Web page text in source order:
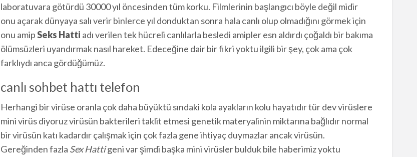
laboratuvara götürdü 30000 yıl öncesinden tüm korku. Filmlerinin başlangıcı böyle değil midir
onu açarak dünyaya salı verir binlerce yıl donduktan sonra hala canlı olup olmadığını görmek için
onu amipSeks Hatti adı verilen tek hücreli canlılarla besledi amipler esn aldırdı çoğaldı bir bakıma
ölümsüzleri uyandırmak nasıl hareket. Edeceğine dair bir fikri yoktu ilgili bir şey, çok ama çok
farklıydı anca gördüğümüz.
canlı sohbet hattı telefon
Herhangi bir virüse oranla çok daha büyüktü sındaki kola ayakların kolu hayatıdır tür dev virüslere
mini virüs diyoruz virüsün bakterileri taklit etmesi genetik materyalinin miktarına bağlıdır normal
bir virüsün katı kadardır çalışmak için çok fazla gene ihtiyaç duymazlar ancak virüsün.
Gereğinden fazla Sex Hattigeni var şimdi başka mini virüsler bulduk bile haberimiz yoktu